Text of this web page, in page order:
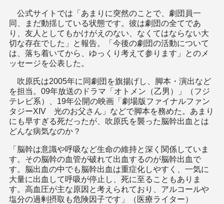
公式サイトでは「あまりに突然のことで、劇団員一
同、まだ動揺している状態です。彼は劇団の全てであ
り、友人としてもかけがえのない、なくてはならない大
切な存在でした」と報告。「今後の劇団の活動について
は、落ち着いてから、ゆっくり考えて参ります」とのメ
ッセージを公表した。
吹原氏は2005年に同劇団を旗揚げし、脚本・演出など
を担当。09年放送のドラマ「オトメン（乙男）」（フジ
テレビ系）、19年公開の映画「劇場版ファイナルファン
タジーXIV 光のお父さん」などで脚本を務めた。あまり
にも早すぎる死だったが、吹原氏を襲った脳幹出血とは
どんな病気なのか？
「脳幹は意識や呼吸など生命の維持と深く関係していま
す。その脳幹の血管が破れて出血するのが脳幹出血で
す。脳出血の中でも脳幹出血は重症化しやすく、一気に
大量に出血して呼吸が停止し、死に至ることもありま
す。高血圧が主な原因と考えられており、アルコールや
塩分の過剰摂取も危険因子です」（医療ライター）